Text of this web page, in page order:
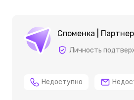
Споменка |
Личность
Недоступно